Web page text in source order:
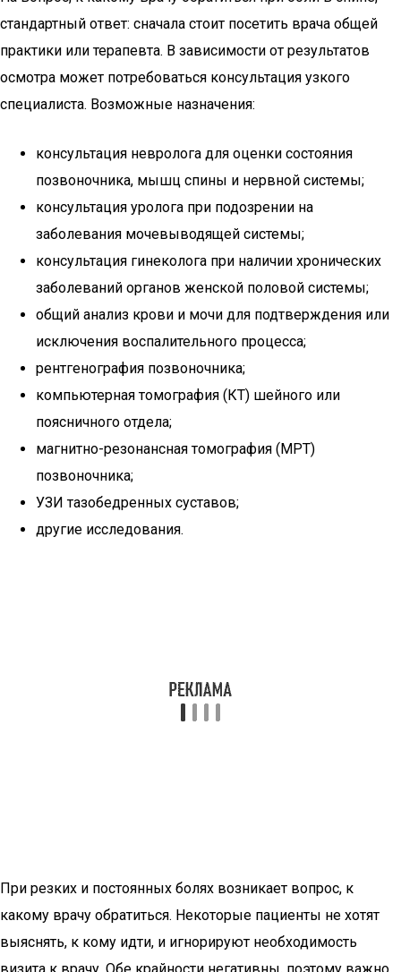
стандартный ответ: сначала стоит посетить врача общей
практики или терапевта. В зависимости от результатов
осмотра может потребоваться консультация узкого
специалиста. Возможные назначения:
консультация невролога для оценки состояния
позвоночника, мышц спины и нервной системы;
консультация уролога при подозрении на
заболевания мочевыводящей системы;
консультация гинеколога при наличии хронических
заболеваний органов женской половой системы;
общий анализ крови и мочи для подтверждения или
исключения воспалительного процесса;
рентгенография позвоночника;
компьютерная томография (КТ) шейного или
поясничного отдела;
магнитно-резонансная томография (МРТ)
позвоночника;
УЗИ тазобедренных суставов;
другие исследования.
При резких и постоянных болях возникает вопрос, к
какому врачу обратиться. Некоторые пациенты не хотят
выяснять, к кому идти, и игнорируют необходимость